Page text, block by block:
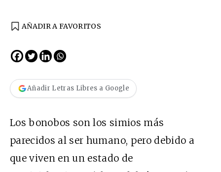
AÑADIR A FAVORITOS
Añadir Letras Libres a Google
Los bonobos son los simios más
parecidos al ser humano, pero debido a
que viven en un estado de